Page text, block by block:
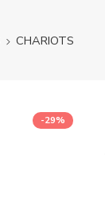
CHARIOTS
-29%